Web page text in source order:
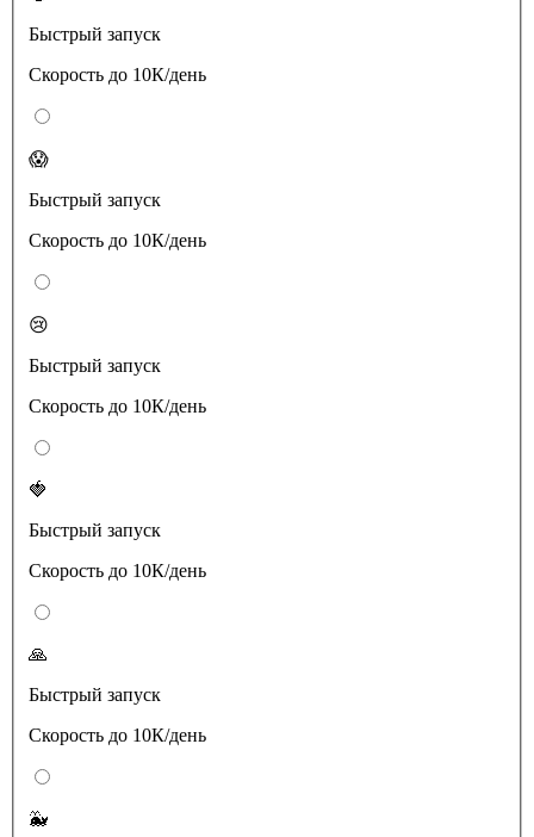
Быстрый запуск
Скорость до 10К/день
😱
Быстрый запуск
Скорость до 10К/день
😢
Быстрый запуск
Скорость до 10К/день
🍓
Быстрый запуск
Скорость до 10К/день
🙏
Быстрый запуск
Скорость до 10К/день
🐳